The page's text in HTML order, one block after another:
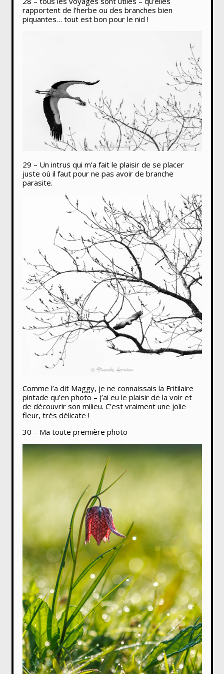
rapportent de l’herbe ou des branches bien
piquantes… tout est bon pour le nid !
29 – Un intrus qui m’a fait le plaisir de se placer
juste où il faut pour ne pas avoir de branche
parasite.
Comme l’a dit Maggy, je ne connaissais la Fritilaire
pintade qu’en photo – j’ai eu le plaisir de la voir et
de découvrir son milieu. C’est vraiment une jolie
fleur, très délicate !
30 – Ma toute première photo